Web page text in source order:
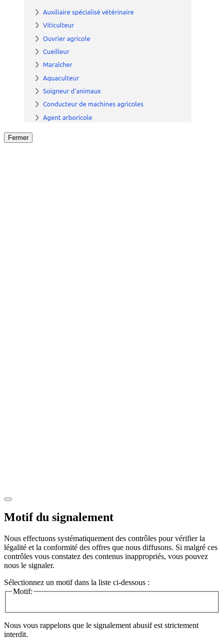
Fermer
Motif du signalement
Nous effectuons systématiquement des contrôles pour vérifier la
légalité et la conformité des offres que nous diffusons. Si malgré ces
contrôles vous constatez des contenus inappropriés, vous pouvez
nous le signaler.
Sélectionnez un motif dans la liste ci-dessous :
Motif:
Nous vous rappelons que le signalement abusif est strictement
interdit.